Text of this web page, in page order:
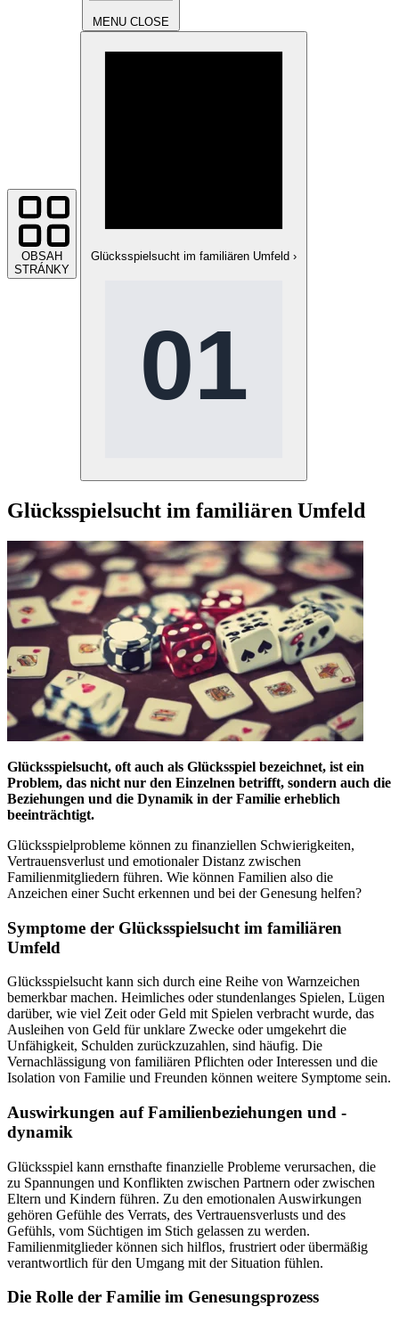
MENU CLOSE
OBSAH
STRÁNKY
Glücksspielsucht im familiären Umfeld ›
Glücksspielsucht im familiären Umfeld
Glücksspielsucht, oft auch als Glücksspiel bezeichnet, ist ein
Problem, das nicht nur den Einzelnen betrifft, sondern auch die
Beziehungen und die Dynamik in der Familie erheblich
beeinträchtigt.
Glücksspielprobleme können zu finanziellen Schwierigkeiten,
Vertrauensverlust und emotionaler Distanz zwischen
Familienmitgliedern führen. Wie können Familien also die
Anzeichen einer Sucht erkennen und bei der Genesung helfen?
Symptome der Glücksspielsucht im familiären
Umfeld
Glücksspielsucht kann sich durch eine Reihe von Warnzeichen
bemerkbar machen. Heimliches oder stundenlanges Spielen, Lügen
darüber, wie viel Zeit oder Geld mit Spielen verbracht wurde, das
Ausleihen von Geld für unklare Zwecke oder umgekehrt die
Unfähigkeit, Schulden zurückzuzahlen, sind häufig. Die
Vernachlässigung von familiären Pflichten oder Interessen und die
Isolation von Familie und Freunden können weitere Symptome sein.
Auswirkungen auf Familienbeziehungen und -
dynamik
Glücksspiel kann ernsthafte finanzielle Probleme verursachen, die
zu Spannungen und Konflikten zwischen Partnern oder zwischen
Eltern und Kindern führen. Zu den emotionalen Auswirkungen
gehören Gefühle des Verrats, des Vertrauensverlusts und des
Gefühls, vom Süchtigen im Stich gelassen zu werden.
Familienmitglieder können sich hilflos, frustriert oder übermäßig
verantwortlich für den Umgang mit der Situation fühlen.
Die Rolle der Familie im Genesungsprozess